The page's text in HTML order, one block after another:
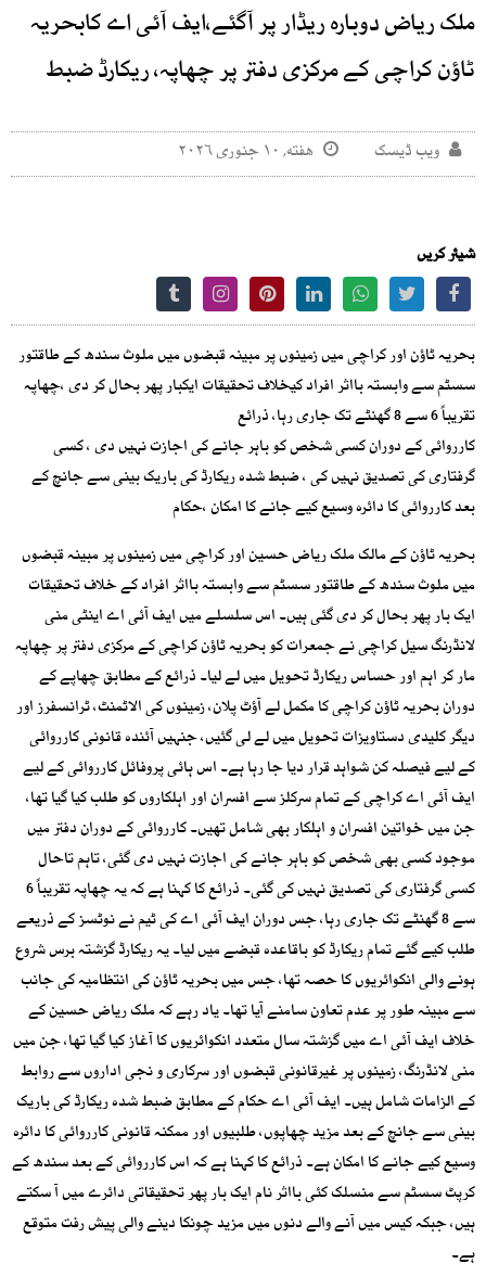
ملک ریاض دوبارہ ریڈار پر آگئے،ایف آئی اے کابحریہ
ٹاؤن کراچی کے مرکزی دفتر پر چھاپہ، ریکارڈ ضبط
ویب ڈیسک هفته, ۱۰ جنوری ۲۰۲۶
شیئر کریں
بحریہ ٹاؤن اور کراچی میں زمینوں پر مبینہ قبضوں میں ملوث سندھ کے طاقتور
سسٹم سے وابستہ بااثر افراد کیخلاف تحقیقات ایکبار پھر بحال کر دی ،چھاپہ
تقریباً 6 سے 8 گھنٹے تک جاری رہا، ذرائع
کارروائی کے دوران کسی شخص کو باہر جانے کی اجازت نہیں دی ، کسی
گرفتاری کی تصدیق نہیں کی ، ضبط شدہ ریکارڈ کی باریک بینی سے جانچ کے
بعد کارروائی کا دائرہ وسیع کیے جانے کا امکان ،حکام
بحریہ ٹاؤن کے مالک ملک ریاض حسین اور کراچی میں زمینوں پر مبینہ قبضوں
میں ملوث سندھ کے طاقتور سسٹم سے وابستہ بااثر افراد کے خلاف تحقیقات
ایک بار پھر بحال کر دی گئی ہیں۔ اس سلسلے میں ایف آئی اے اینٹی منی
لانڈرنگ سیل کراچی نے جمعرات کو بحریہ ٹاؤن کراچی کے مرکزی دفتر پر چھاپہ
مار کر اہم اور حساس ریکارڈ تحویل میں لے لیا۔ ذرائع کے مطابق چھاپے کے
دوران بحریہ ٹاؤن کراچی کا مکمل لے آؤٹ پلان، زمینوں کی الاٹمنٹ، ٹرانسفرز اور
دیگر کلیدی دستاویزات تحویل میں لے لی گئیں، جنہیں آئندہ قانونی کارروائی
کے لیے فیصلہ کن شواہد قرار دیا جا رہا ہے۔ اس ہائی پروفائل کارروائی کے لیے
ایف آئی اے کراچی کے تمام سرکلز سے افسران اور اہلکاروں کو طلب کیا گیا تھا،
جن میں خواتین افسران و اہلکار بھی شامل تھیں۔ کارروائی کے دوران دفتر میں
موجود کسی بھی شخص کو باہر جانے کی اجازت نہیں دی گئی، تاہم تاحال
کسی گرفتاری کی تصدیق نہیں کی گئی۔ ذرائع کا کہنا ہے کہ یہ چھاپہ تقریباً 6
سے 8 گھنٹے تک جاری رہا، جس دوران ایف آئی اے کی ٹیم نے نوٹسز کے ذریعے
طلب کیے گئے تمام ریکارڈ کو باقاعدہ قبضے میں لیا۔ یہ ریکارڈ گزشتہ برس شروع
ہونے والی انکوائریوں کا حصہ تھا، جس میں بحریہ ٹاؤن کی انتظامیہ کی جانب
سے مبینہ طور پر عدم تعاون سامنے آیا تھا۔ یاد رہے کہ ملک ریاض حسین کے
خلاف ایف آئی اے میں گزشتہ سال متعدد انکوائریوں کا آغاز کیا گیا تھا، جن میں
منی لانڈرنگ، زمینوں پر غیرقانونی قبضوں اور سرکاری و نجی اداروں سے روابط
کے الزامات شامل ہیں۔ ایف آئی اے حکام کے مطابق ضبط شدہ ریکارڈ کی باریک
بینی سے جانچ کے بعد مزید چھاپوں، طلبیوں اور ممکنہ قانونی کارروائی کا دائرہ
وسیع کیے جانے کا امکان ہے۔ ذرائع کا کہنا ہے کہ اس کارروائی کے بعد سندھ کے
کرپٹ سسٹم سے منسلک کئی بااثر نام ایک بار پھر تحقیقاتی دائرے میں آ سکتے
ہیں، جبکہ کیس میں آنے والے دنوں میں مزید چونکا دینے والی پیش رفت متوقع
ہے۔